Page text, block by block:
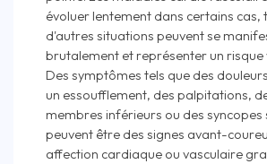
évoluer lentement dans certains cas,
d'autres situations peuvent se
brutalement et représenter un risque
Des symptômes tels que des
un essoufflement, des palpitations,
membres inférieurs ou des syncopes
peuvent être des signes avant-
affection cardiaque ou vasculaire